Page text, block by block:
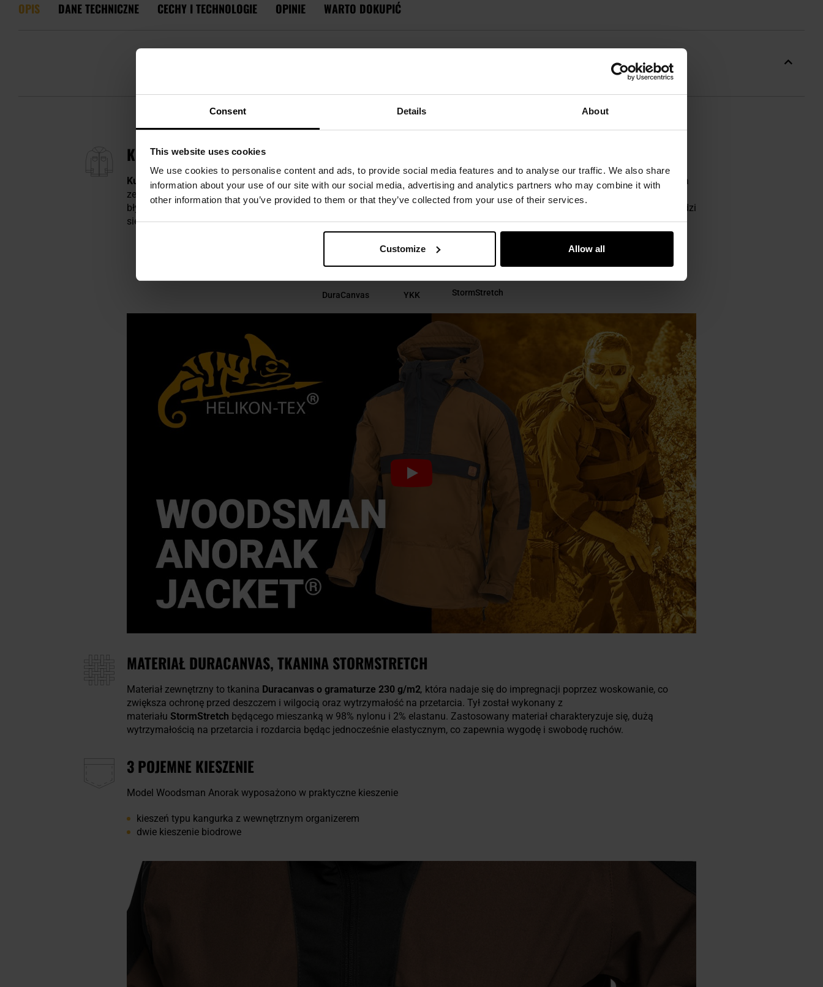
Consent Details About
This website uses cookies
We use cookies to personalise content and ads, to provide social media features and to analyse our traffic. We also share
information about your use of our site with our social media, advertising and analytics partners who may combine it with
other information that you’ve provided to them or that they’ve collected from your use of their services.
Customize Allow all
OPIS DANE TECHNICZNE CECHY I TECHNOLOGIE OPINIE WARTO DOKUPIĆ
KURTKA HELIKON-TEX WOODSMAN ANORAK - EARTH BROWN/BLACK
Kurtka z kapturem w kolorze Earth Brown/Black
typu anorak wyprodukowana w ramach linii Helikon-Tex Bushcraft Line. Warstwa
zewnętrzna wykonana została z materiału Duracanvas. Wyposażona jest w wysoki kołnierz z osłoną podbródka, zamki
błyskawiczne YKK, pętle montażowe oraz praktyczne kieszenie, które ułatwią organizację przechowywanych przedmiotów. Sprawdzi
się zarówno podczas dłuższych wypraw, jak i w codziennym użytkowaniu.
DuraCanvas YKK StormStretch
MATERIAŁ DURACANVAS, TKANINA STORMSTRETCH
Materiał zewnętrzny to tkanina Duracanvas o gramaturze 230 g/m2, która nadaje się do impregnacji poprzez woskowanie, co
zwiększa ochronę przed deszczem i wilgocią oraz wytrzymałość na przetarcia. Tył został wykonany z
materiału StormStretch będącego mieszanką w 98% nylonu i 2% elastanu. Zastosowany materiał charakteryzuje się, dużą
wytrzymałością na przetarcia i rozdarcia będąc jednocześnie elastycznym, co zapewnia wygodę i swobodę ruchów.
3 POJEMNE KIESZENIE
Model Woodsman Anorak wyposażono w praktyczne kieszenie
kieszeń typu kangurka z wewnętrznym organizerem
dwie kieszenie biodrowe